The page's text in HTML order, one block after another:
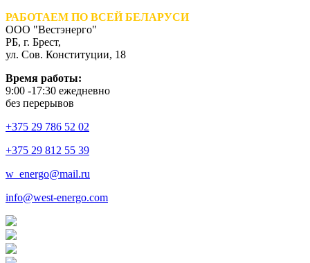
РАБОТАЕМ ПО ВСЕЙ БЕЛАРУСИ
ООО "Вестэнерго"
РБ, г. Брест,
ул. Сов. Конституции, 18
Время работы:
9:00 -17:30 ежедневно
без перерывов
+375 29 786 52 02
+375 29 812 55 39
w_energo@mail.ru
info@west-energo.com